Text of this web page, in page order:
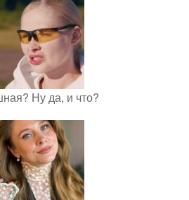
Ну да, и что?